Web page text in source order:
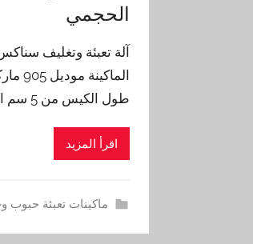
الحجمي
آلة تعبئة وتغليف
طول الكيس من 5 سم الي 20 سم
اقرأ المزيد
ماكينات تعبئة حبوب